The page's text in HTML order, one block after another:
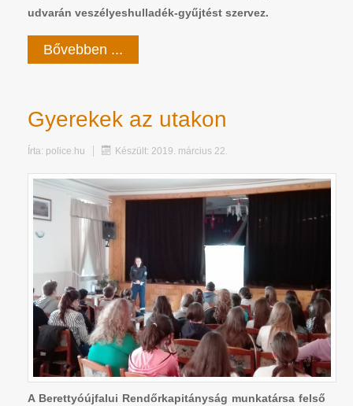
udvarán veszélyeshulladék-gyűjtést szervez.
Bővebben ...
Gyerekek az utakon
Írta: police.hu Készült: 2019. március 22.
A Berettyóújfalui Rendőrkapitányság munkatársa felső